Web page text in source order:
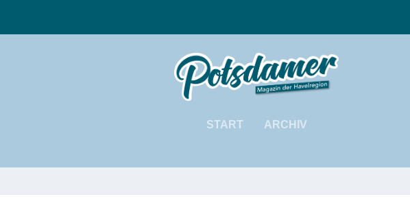
START ARCHIV